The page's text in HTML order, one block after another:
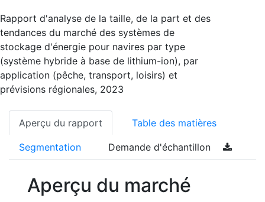
Rapport d'analyse de la taille, de la part et des
tendances du marché des systèmes de
stockage d'énergie pour navires par type
(système hybride à base de lithium-ion), par
application (pêche, transport, loisirs) et
prévisions régionales, 2023
Aperçu du rapport Table des matières
Segmentation Demande d'échantillon
Aperçu du marché